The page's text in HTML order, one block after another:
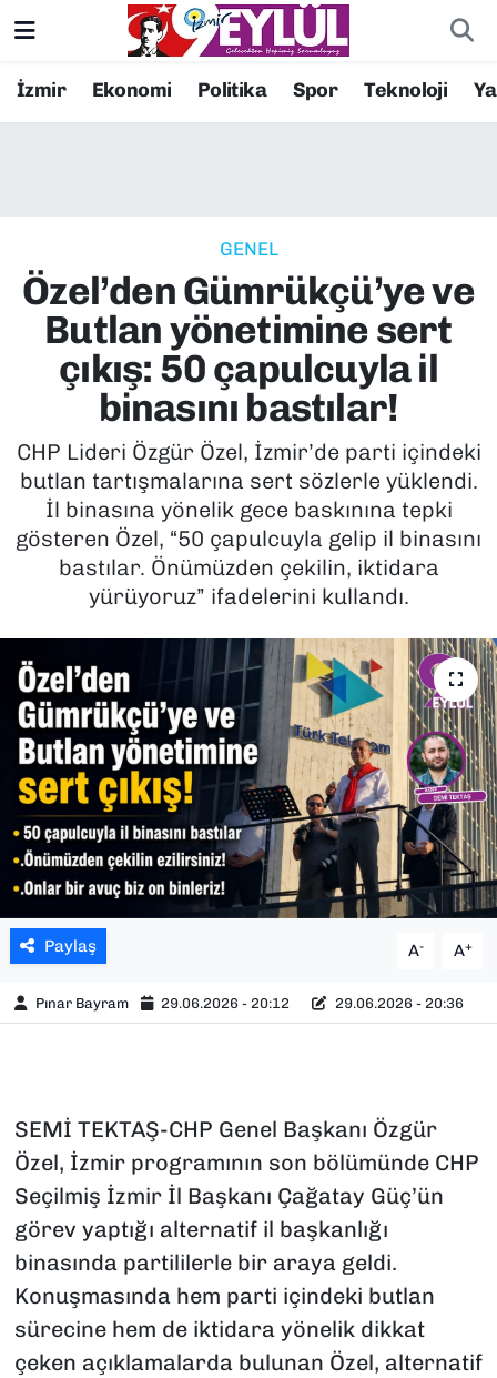
İzmir Ekonomi Politika Spor Teknoloji
GENEL
Özel’den Gümrükçü’ye ve
Butlan yönetimine sert
çıkış: 50 çapulcuyla il
binasını bastılar!
CHP Lideri Özgür Özel, İzmir’de parti içindeki
butlan tartışmalarına sert sözlerle yüklendi.
İl binasına yönelik gece baskınına tepki
gösteren Özel, “50 çapulcuyla gelip il binasını
bastılar. Önümüzden çekilin, iktidara
yürüyoruz” ifadelerini kullandı.
Paylaş A- A+
Pınar Bayram 29.06.2026 - 20:12 29.06.2026 - 20:36
SEMİ TEKTAŞ-CHP Genel Başkanı Özgür
Özel, İzmir programının son bölümünde CHP
Seçilmiş İzmir İl Başkanı Çağatay Güç’ün
görev yaptığı alternatif il başkanlığı
binasında partililerle bir araya geldi.
Konuşmasında hem parti içindeki butlan
sürecine hem de iktidara yönelik dikkat
çeken açıklamalarda bulunan Özel, alternatif
Resmi İlanlar
EKONOMİ
KÜLTÜR SANAT
MAGAZİN
POLİTİKA
SAĞLIK
SPOR
YAŞAM
YEREL YÖNETİMLER
Konak Nöbetçi Eczaneler
Süper Lig Puan Durumu ve Fikstür
Tüm Manşetler
Son Dakika Haberleri
Haber Arşivi